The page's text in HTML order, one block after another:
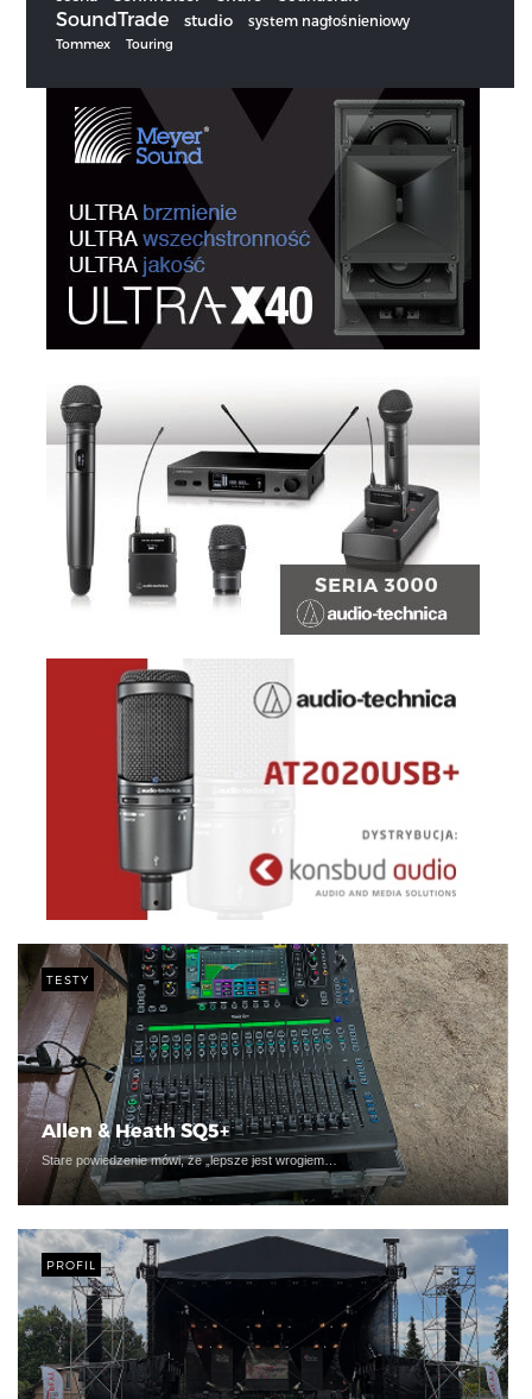
SoundTrade studio system nagłośnieniowy
Tommex Touring
TESTY
Allen & Heath SQ5+
Stare powiedzenie mówi, że „lepsze jest wrogiem…
PROFIL